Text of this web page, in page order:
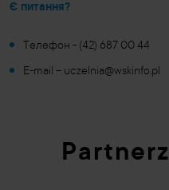
Є питання?
Телефон - (42) 687 00 44
E-mail – uczelnia@wskinfo.pl